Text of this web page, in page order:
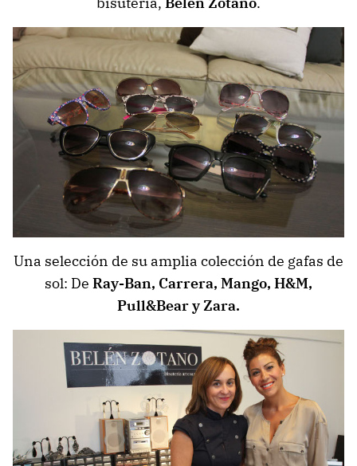
Una selección de su amplia colección de gafas de
sol: De Ray-Ban, Carrera, Mango, H&M,
Pull&Bear y Zara.